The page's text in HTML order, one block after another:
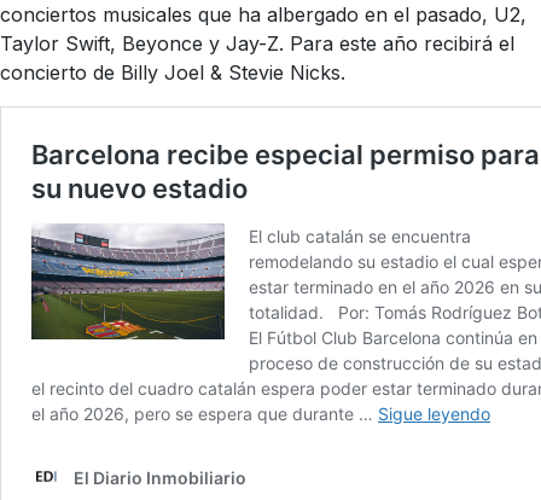
conciertos musicales que ha albergado en el pasado, U2,
Taylor Swift, Beyonce y Jay-Z. Para este año recibirá el
concierto de Billy Joel & Stevie Nicks.